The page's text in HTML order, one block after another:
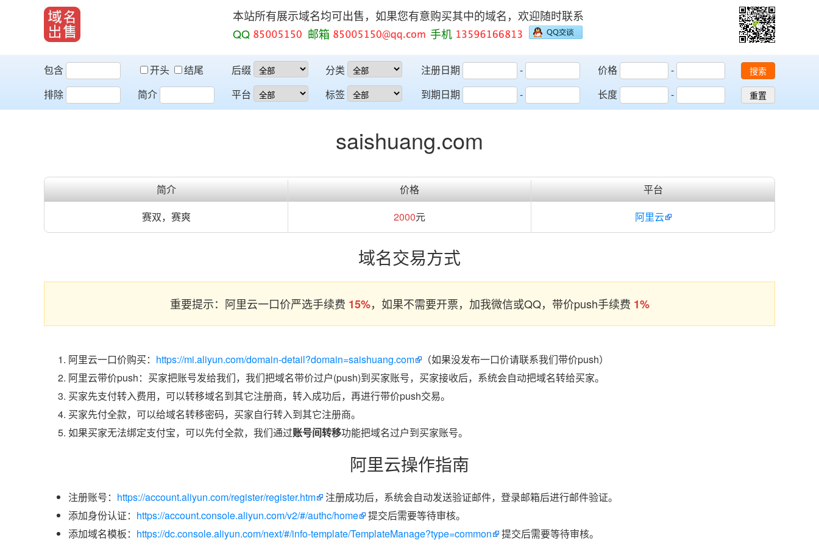
本站所有展示域名均可出售，如果您有意购买其中的域名，欢迎随时联系
QQ
邮箱 手机
包含 开头
结尾
排除
简介
后缀
平台
分类
标签
注册日期
-
到期日期
-
价格
-
长度
-
搜索
重置
saishuang.com
简介 价格
平台
赛双，赛爽
2000元 阿里云
域名交易方式
重要提示：阿里云一口价严选手续费 15%，如果不需要开票，加我微信或QQ，带价push手续费 1%
阿里云一口价购买： https://mi.aliyun.com/domain-detail?domain=saishuang.com
（如果没发布一口价请联系我们带价push）
阿里云带价push：买家把账号发给我们，我们把域名带价过户(push)到买家账号，买家接收后，系统会自动把域名转给买家。
买家先支付转入费用，可以转移域名到其它注册商，转入成功后，再进行带价push交易。
买家先付全款，可以给域名转移密码，买家自行转入到其它注册商。
如果买家无法绑定支付宝，可以先付全款，我们通过账号间转移功能把域名过户到买家账号。
阿里云操作指南
注册账号： https://account.aliyun.com/register/register.htm
注册成功后，系统会自动发送验证邮件，登录邮箱后进行邮件验证。
添加身份认证： https://account.console.aliyun.com/v2/#/authc/home
提交后需要等待审核。
添加域名模板： https://dc.console.aliyun.com/next/#/info-template/TemplateManage?type=common
提交后需要等待审核。